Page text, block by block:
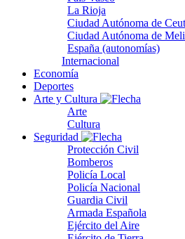
La Rioja
Ciudad Autónoma de
Ciudad Autónoma de
España (autonomías)
Internacional
Economía
Deportes
Arte y Cultura
Arte
Cultura
Seguridad
Protección Civil
Bomberos
Policía Local
Policía Nacional
Guardia Civil
Armada Española
Ejército del Aire